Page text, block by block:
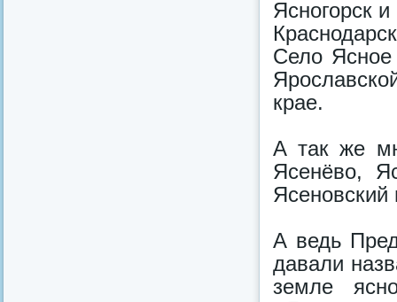
Ясногорск
Село Ясное
крае.
А так же
Ясенёво,
Ясеновский
А ведь
давали
земле